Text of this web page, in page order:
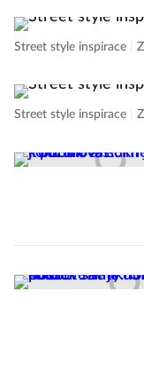
Street style inspirace
Street style inspirace